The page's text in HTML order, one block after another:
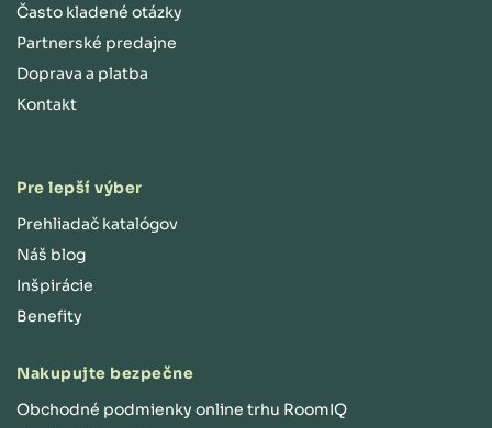
Často kladené otázky
Partnerské predajne
Doprava a platba
Kontakt
Pre lepší výber
Prehliadač katalógov
Náš blog
Inšpirácie
Benefity
Nakupujte bezpečne
Obchodné podmienky online trhu RoomIQ